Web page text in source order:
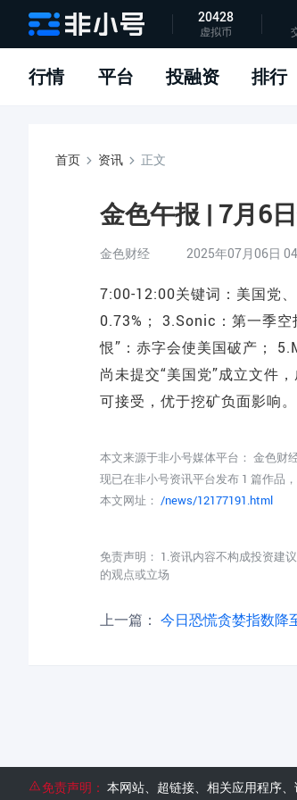
APP下载
指标说明
问题反馈
20428
虚拟币
行情 平台 投融资 排行
首页 资讯 正文
金色午报 | 7月6
金色财经 2025年07月06日
7:00-12:00关键词：美国党
0.73%； 3.Sonic：第一季
恨”：赤字会使美国破产；
尚未提交“美国党”成立文件
可接受，优于挖矿负面影响。
本文来源于非小号媒体平台： 金色财
现已在非小号资讯平台发布 1 篇作品
本文网址： /news/12177191.html
免责声明： 1.资讯内容不构成投资建
的观点或立场
上一篇： 今日恐慌贪婪指数降至
免责声明： 本网站、超链接、相关应用程序